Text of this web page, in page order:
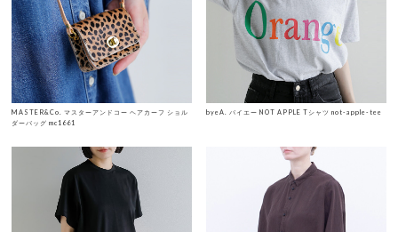
MASTER&Co. マスターアンドコー ヘアカーフ ショル
ダーバッグ mc1661
byeA. バイエー NOT APPLE Tシャツ not-apple-tee